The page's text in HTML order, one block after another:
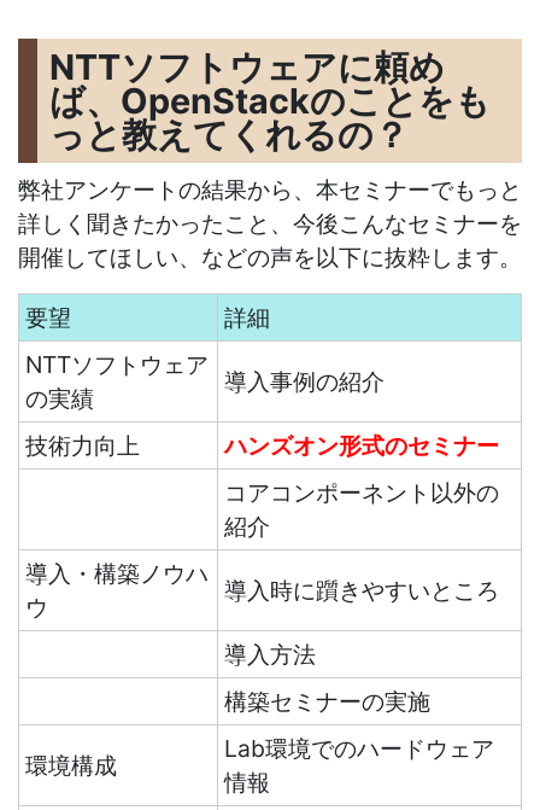
NTTソフトウェアに頼め
ば、OpenStackのことをも
っと教えてくれるの？
弊社アンケートの結果から、本セミナーでもっと
詳しく聞きたかったこと、今後こんなセミナーを
開催してほしい、などの声を以下に抜粋します。
要望
詳細
NTTソフトウェア
の実績
導入事例の紹介
技術力向上
ハンズオン形式のセミナー
コアコンポーネント以外の
紹介
導入・構築ノウハ
ウ
導入時に躓きやすいところ
導入方法
構築セミナーの実施
環境構成
Lab環境でのハードウェア
情報